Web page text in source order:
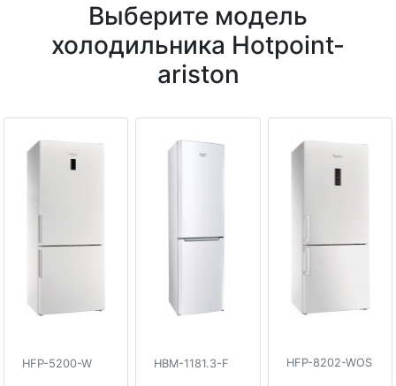
Выберите модель
холодильника Hotpoint-
ariston
HFP-5200-W HBM-1181.3-F HFP-8202-WOS